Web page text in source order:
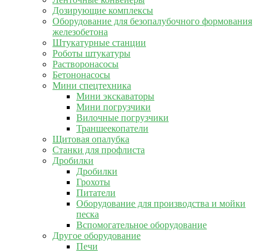
Дозирующие комплексы
Оборудование для безопалубочного формования
железобетона
Штукатурные станции
Роботы штукатуры
Растворонасосы
Бетононасосы
Мини спецтехника
Мини экскаваторы
Мини погрузчики
Вилочные погрузчики
Траншеекопатели
Щитовая опалубка
Станки для профлиста
Дробилки
Дробилки
Грохоты
Питатели
Оборудование для производства и мойки
песка
Вспомогательное оборудование
Другое оборудование
Печи